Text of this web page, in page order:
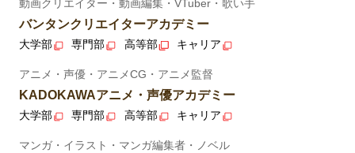
動画クリエイター・動画編集・VTuber・歌い手
バンタンクリエイターアカデミー
大学部 専門部 高等部 キャリア
アニメ・声優・アニメCG・アニメ監督
KADOKAWAアニメ・声優アカデミー
大学部 専門部 高等部 キャリア
マンガ・イラスト・マンガ編集者・ノベル